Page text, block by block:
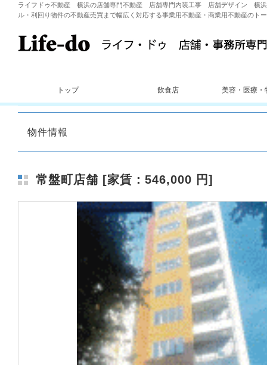
ライフドゥ不動産 横浜の店舗専門不動産 店舗専門内装工事 店舗デザイン 横浜
ル・利回り物件の不動産売買まで幅広く対応する事業用不動産・商業用不動産の
トップ 飲食店 美容・医療・
物件情報
常盤町店舗 [家賃：546,000 円]